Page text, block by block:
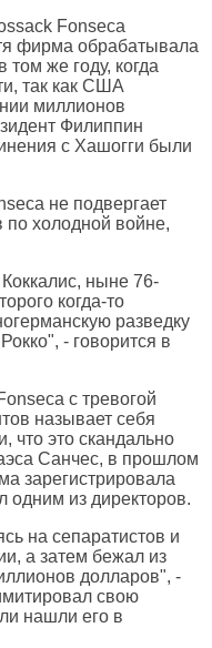
Fonseca
фирма обрабатывала
же году, когда
так как США
миллионов
Филиппин
с Хашогги были
не подвергает
холодной войне,
ныне 76-
когда-то
разведку
- говорится в
с тревогой
называет себя
что это скандально
Санчес, в прошлом
зарегистрировала
одним из директоров.
на сепаратистов и
а затем бежал из
долларов", -
свою
нашли его в